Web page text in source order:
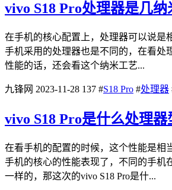
vivo S18 Pro处理器是几纳
在手机的核心配置上，处理器可以说是
手机采用的处理器也是不同的，在看处
性能的话，还会看这个纳米工艺...
九锋网 2023-11-28 137 #S18 Pro #处理器
vivo S18 Pro是什么处理器
在看手机的配置的时候，这个性能是相
手机的核心的性能表现了，不同的手机
一样的，那这次的vivo S18 Pro是什...